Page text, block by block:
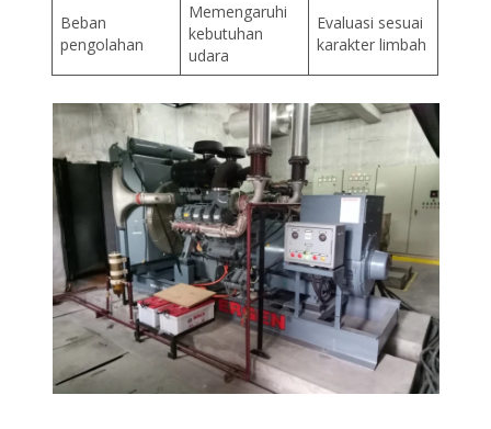
Beban
pengolahan
Memengaruhi
kebutuhan
udara
Evaluasi sesuai
karakter limbah